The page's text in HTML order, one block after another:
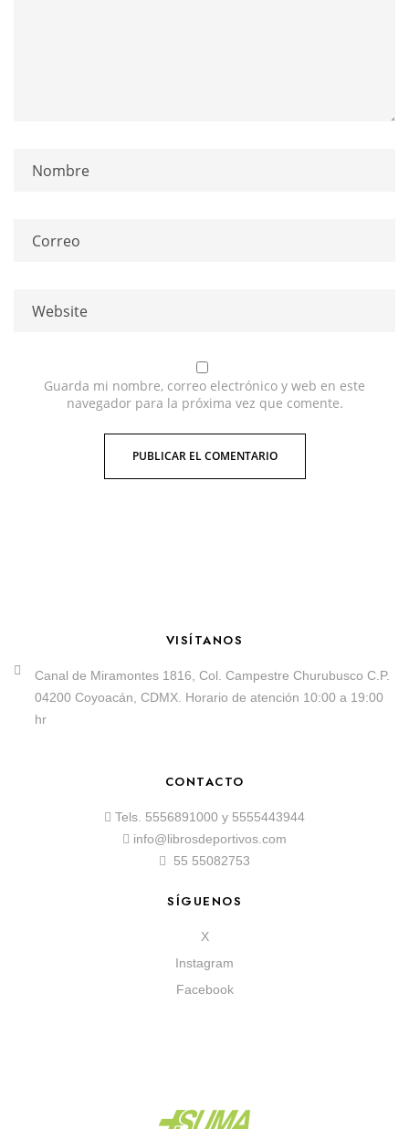
Guarda mi nombre, correo electrónico y web en este
navegador para la próxima vez que comente.
VISÍTANOS
Canal de Miramontes 1816, Col. Campestre Churubusco C.P.
04200 Coyoacán, CDMX. Horario de atención 10:00 a 19:00
hr
CONTACTO
Tels. 5556891000 y 5555443944
info@librosdeportivos.com
55 55082753
SÍGUENOS
X
Instagram
Facebook